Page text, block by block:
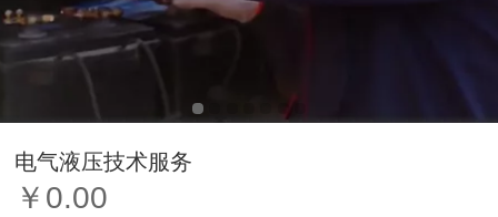
电气液压技术服务
￥0.00